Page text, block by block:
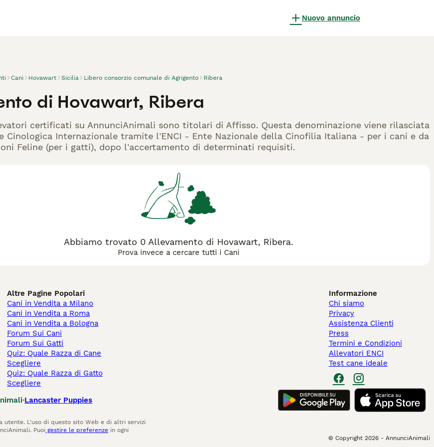
Nuovo annuncio
Cani Hovawart Sicilia Libero consorzio comunale di Agrigento Ribera
di Hovawart, Ribera
certificati su AnnunciAnimali sono titolari di Affisso. Questa denominazione viene rilasciata
Cinologica Internazionale tramite l'ENCI - Ente Nazionale della Cinofilia Italiana - per i cani e da
Feline (per i gatti), dopo l'accertamento di determinati requisiti.
Abbiamo trovato 0 Allevamento di Hovawart, Ribera.
Prova invece a cercare tutti i Cani
Altre Pagine Popolari
Cani in Vendita a Milano
Cani in Vendita a Roma
Cani in Vendita a Bologna
Forum Sui Cani
Forum Sui Gatti
Quiz: Quale Razza di Cane
Scegliere
Quiz: Quale Razza di Gatto
Scegliere
Informazione
Chi siamo
Privacy
Assistenza Clienti
Press
Termini e Condizioni
Allevatori ENCI
Test cane ideale
Lancaster Puppies
utente. L'uso di questo sito Web e di altri servizi
Puoi gestire le preferenze in ogni
© Copyright 2026 - AnnunciAnimali